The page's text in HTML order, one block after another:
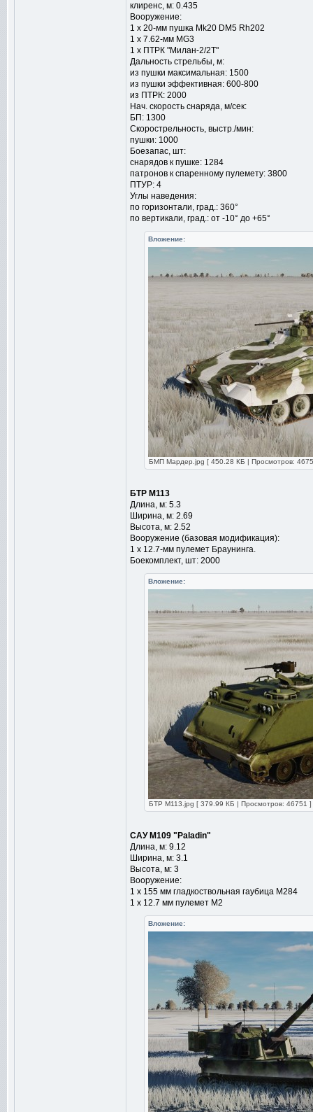
клиренс, м: 0.435
Вооружение:
1 х 20-мм пушка Mk20 DM5 Rh202
1 х 7.62-мм MG3
1 х ПТРК "Милан-2/2Т"
Дальность стрельбы, м:
из пушки максимальная: 1500
из пушки эффективная: 600-800
из ПТРК: 2000
Нач. скорость снаряда, м/сек:
БП: 1300
Скорострельность, выстр./мин:
пушки: 1000
Боезапас, шт:
снарядов к пушке: 1284
патронов к спаренному пулемету: 3800
ПТУР: 4
Углы наведения:
по горизонтали, град.: 360°
по вертикали, град.: от -10° до +65°
Вложение:
БМП Мардер.jpg [ 450.28 КБ | Просмотров:
БТР М113
Длина, м: 5.3
Ширина, м: 2.69
Высота, м: 2.52
Вооружение (базовая модификация):
1 х 12.7-мм пулемет Браунинга.
Боекомплект, шт: 2000
Вложение:
БТР М113.jpg [ 379.99 КБ | Просмотров: 46751 ]
САУ M109 "Paladin"
Длина, м: 9.12
Ширина, м: 3.1
Высота, м: 3
Вооружение:
1 х 155 мм гладкоствольная гаубица M284
1 х 12.7 мм пулемет М2
Вложение: